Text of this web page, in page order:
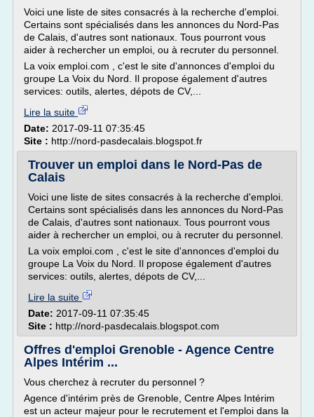
Voici une liste de sites consacrés à la recherche d'emploi.
Certains sont spécialisés dans les annonces du Nord-Pas
de Calais, d'autres sont nationaux. Tous pourront vous
aider à rechercher un emploi, ou à recruter du personnel.
La voix emploi.com , c'est le site d'annonces d'emploi du
groupe La Voix du Nord. Il propose également d'autres
services: outils, alertes, dépots de CV,...
Lire la suite
Date: 2017-09-11 07:35:45
Site : http://nord-pasdecalais.blogspot.fr
Trouver un emploi dans le Nord-Pas de
Calais
Voici une liste de sites consacrés à la recherche d'emploi.
Certains sont spécialisés dans les annonces du Nord-Pas
de Calais, d'autres sont nationaux. Tous pourront vous
aider à rechercher un emploi, ou à recruter du personnel.
La voix emploi.com , c'est le site d'annonces d'emploi du
groupe La Voix du Nord. Il propose également d'autres
services: outils, alertes, dépots de CV,...
Lire la suite
Date: 2017-09-11 07:35:45
Site : http://nord-pasdecalais.blogspot.com
Offres d'emploi Grenoble - Agence Centre
Alpes Intérim ...
Vous cherchez à recruter du personnel ?
Agence d'intérim près de Grenoble, Centre Alpes Intérim
est un acteur majeur pour le recrutement et l'emploi dans la